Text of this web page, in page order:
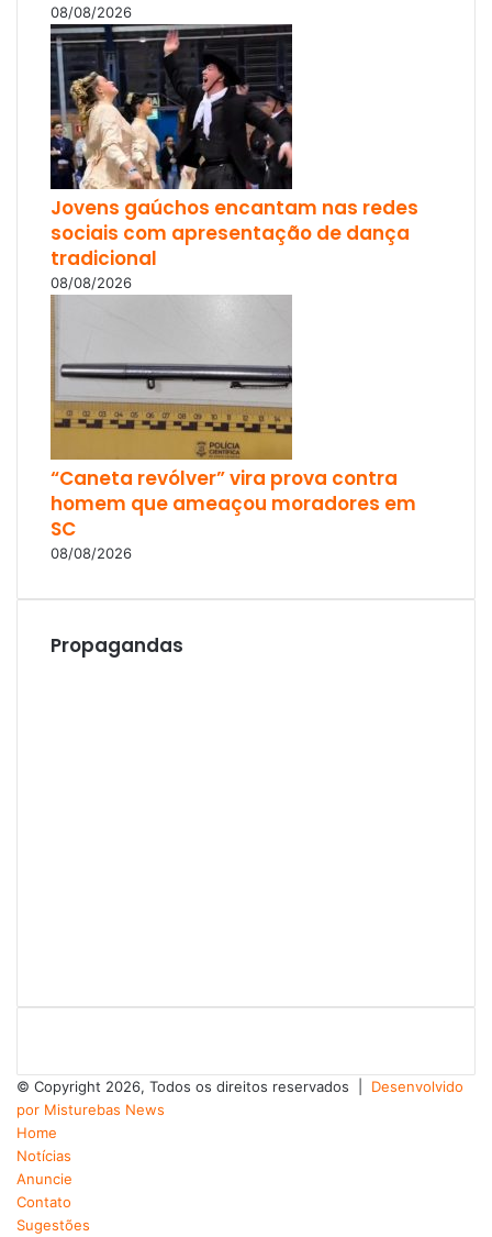
08/08/2026
Jovens gaúchos encantam nas redes
sociais com apresentação de dança
tradicional
08/08/2026
“Caneta revólver” vira prova contra
homem que ameaçou moradores em
SC
08/08/2026
Propagandas
© Copyright 2026, Todos os direitos reservados | Desenvolvido
por Misturebas News
Home
Notícias
Anuncie
Contato
Sugestões